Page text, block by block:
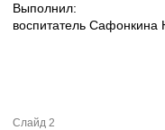
Выполнил:
воспитатель
Слайд 2